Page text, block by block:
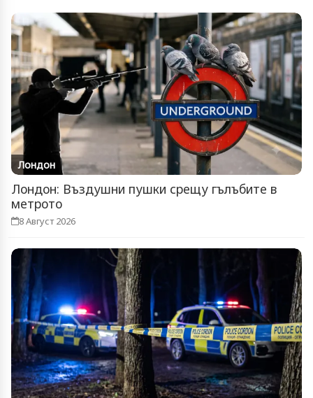
Лондон
Лондон: Въздушни пушки срещу гълъбите в
метрото
8 Август 2026